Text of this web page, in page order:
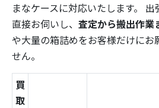
まなケースに対応いたします。
直接お伺いし、 査定から搬出作業
や大量の箱詰めをお客様だけにお
せん。
買
取